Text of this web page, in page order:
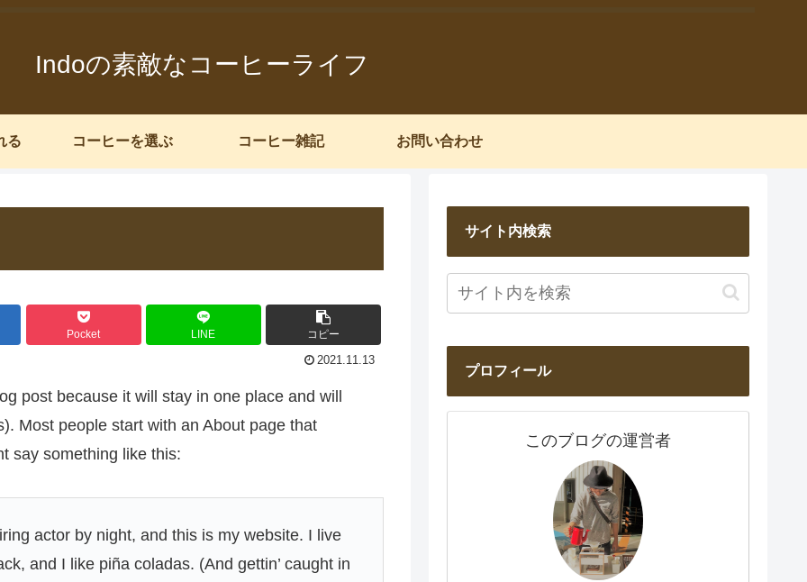
Indoの素敵なコーヒーライフ
る コーヒーを選ぶ コーヒー雑記 お問い合わせ
Pocket LINE コピー
2021.11.13
post because it will stay in one place and will
Most people start with an About page that
say something like this:
actor by night, and this is my website. I live
and I like piña coladas. (And gettin’ caught in
サイト内検索
プロフィール
このブログの運営者